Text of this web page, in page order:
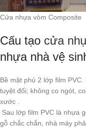
Cửa nhựa vòm Composite
Cấu tạo cửa
nhựa nhà vệ
Bề mặt phủ 2 lớp film
tuyệt đối; không co ngót,
xước .
Sau lớp film PVC là nhựa
gỗ chắc chắn, nhà máy